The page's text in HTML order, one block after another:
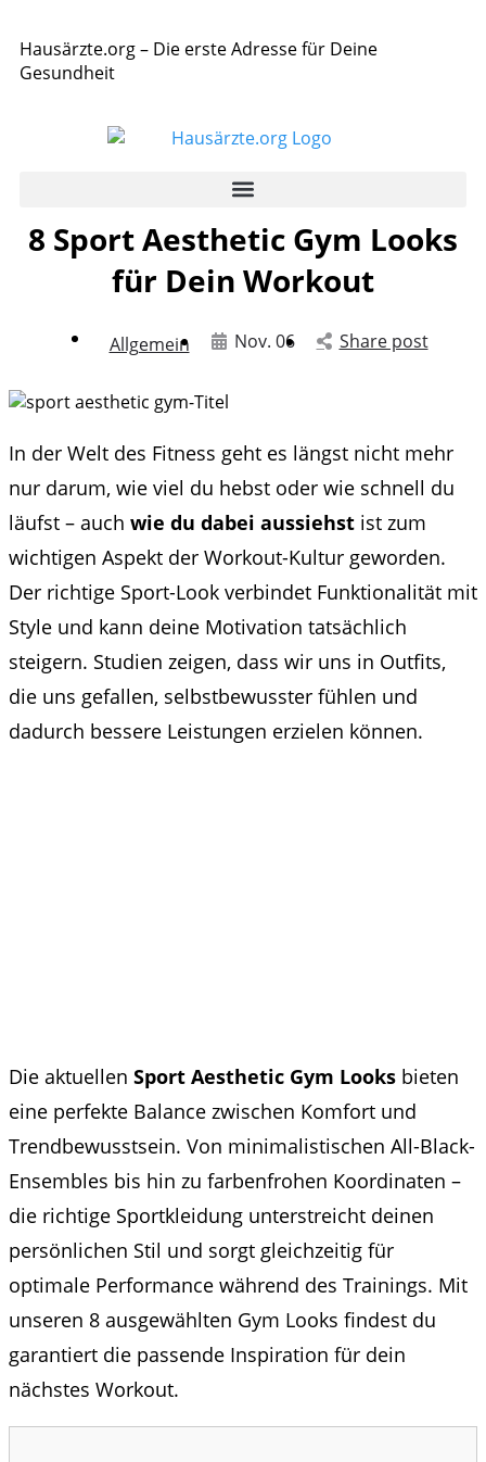
Hausärzte.org – Die erste Adresse für Deine
Gesundheit
8 Sport Aesthetic Gym Looks
für Dein Workout
Allgemein Nov. 06 Share post
In der Welt des Fitness geht es längst nicht mehr
nur darum, wie viel du hebst oder wie schnell du
läufst – auch wie du dabei aussiehst ist zum
wichtigen Aspekt der Workout-Kultur geworden.
Der richtige Sport-Look verbindet Funktionalität mit
Style und kann deine Motivation tatsächlich
steigern. Studien zeigen, dass wir uns in Outfits,
die uns gefallen, selbstbewusster fühlen und
dadurch bessere Leistungen erzielen können.
Die aktuellen Sport Aesthetic Gym Looks bieten
eine perfekte Balance zwischen Komfort und
Trendbewusstsein. Von minimalistischen All-Black-
Ensembles bis hin zu farbenfrohen Koordinaten –
die richtige Sportkleidung unterstreicht deinen
persönlichen Stil und sorgt gleichzeitig für
optimale Performance während des Trainings. Mit
unseren 8 ausgewählten Gym Looks findest du
garantiert die passende Inspiration für dein
nächstes Workout.